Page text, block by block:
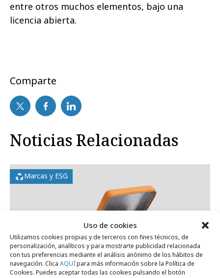
Uso de cookies
Utilizamos cookies propias y de terceros con fines técnicos, de
personalización, analíticos y para mostrarte publicidad relacionada
con tus preferencias mediante el análisis anónimo de los hábitos de
navegación. Clica AQUÍpara más información sobre la Política de
Cookies. Puedes aceptar todas las cookies pulsando el botón
entre otros muchos elementos, bajo una
licencia abierta.
Comparte
Noticias Relacionadas
Marcas y ESG